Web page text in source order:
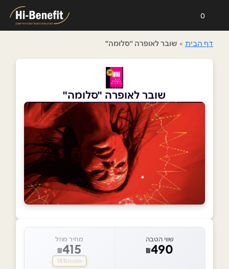
0
דף הבית > שובר לאופרה "סלומה"
שובר לאופרה "סלומה"
שווי הטבה
₪490
מחיר מוזל
₪415
חסכת15%